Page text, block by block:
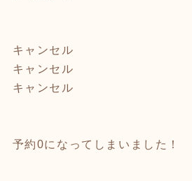
キャンセル
キャンセル
キャンセル
予約0になってしまいました！